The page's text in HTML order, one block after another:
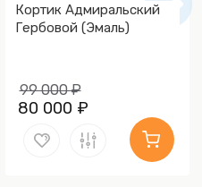
Кортик Адмиральский
Гербовой (Эмаль)
99 000 ₽
80 000 ₽